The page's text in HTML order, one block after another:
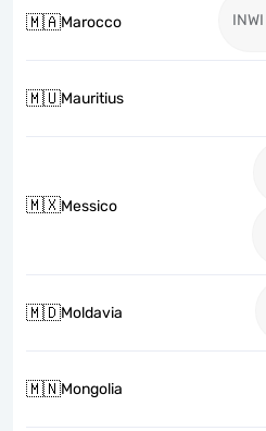
🇲🇦Marocco INWI
🇲🇺Mauritius
🇲🇽Messico
🇲🇩Moldavia
🇲🇳Mongolia